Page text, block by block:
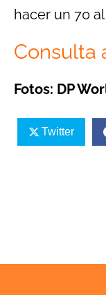
hacer un 70
Consulta
Fotos: DP
Twitter